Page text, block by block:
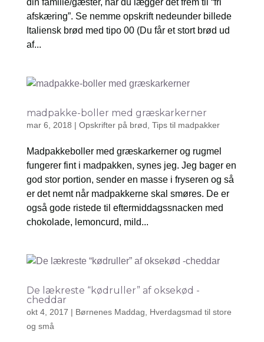
din familie/gæster, når du lægger det frem til “fri
afskæring”. Se nemme opskrift nedeunder billede
Italiensk brød med tipo 00 (Du får et stort brød ud
af...
madpakke-boller med græskarkerner
mar 6, 2018 | Opskrifter på brød Tips til madpakker
Madpakkeboller med græskarkerner og rugmel
fungerer fint i madpakken, synes jeg. Jeg bager en
god stor portion, sender en masse i fryseren og så
er det nemt når madpakkerne skal smøres. De er
også gode ristede til eftermiddagssnacken med
chokolade, lemoncurd, mild...
De lækreste “kødruller” af oksekød -
cheddar
okt 4, 2017 | Børnenes Maddag
Hverdagsmad til store
og små